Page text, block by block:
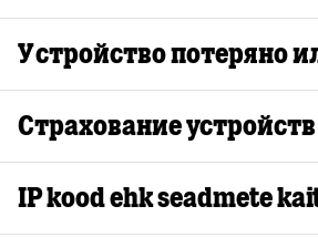
Устройство потеряно
Страхование
IP kood ehk seadmete